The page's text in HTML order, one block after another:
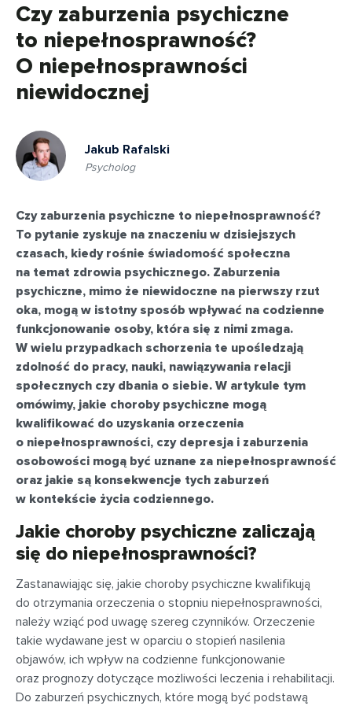
Czy zaburzenia psychiczne
to niepełnosprawność?
O niepełnosprawności
niewidocznej
Jakub Rafalski
Psycholog
Czy zaburzenia psychiczne to niepełnosprawność?
To pytanie zyskuje na znaczeniu w dzisiejszych
czasach, kiedy rośnie świadomość społeczna
na temat zdrowia psychicznego. Zaburzenia
psychiczne, mimo że niewidoczne na pierwszy rzut
oka, mogą w istotny sposób wpływać na codzienne
funkcjonowanie osoby, która się z nimi zmaga.
W wielu przypadkach schorzenia te upośledzają
zdolność do pracy, nauki, nawiązywania relacji
społecznych czy dbania o siebie. W artykule tym
omówimy, jakie choroby psychiczne mogą
kwalifikować do uzyskania orzeczenia
o niepełnosprawności, czy depresja i zaburzenia
osobowości mogą być uznane za niepełnosprawność
oraz jakie są konsekwencje tych zaburzeń
w kontekście życia codziennego.
Jakie choroby psychiczne zaliczają
się do niepełnosprawności?
Zastanawiając się, jakie choroby psychiczne kwalifikują
do otrzymania orzeczenia o stopniu niepełnosprawności,
należy wziąć pod uwagę szereg czynników. Orzeczenie
takie wydawane jest w oparciu o stopień nasilenia
objawów, ich wpływ na codzienne funkcjonowanie
oraz prognozy dotyczące możliwości leczenia i rehabilitacji.
Do zaburzeń psychicznych, które mogą być podstawą